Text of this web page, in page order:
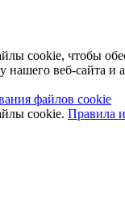
cookie, чтобы
нашего веб-сайта и
файлов cookie
cookie. Правила